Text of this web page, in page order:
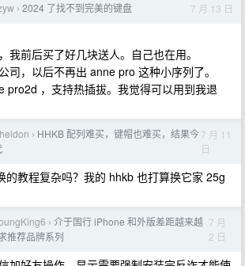
› 2024 了找不到完美的键盘 7 月 13 日
我前后买了好几块送人。自己也在用。
司，以后不再出 anne pro 这种小序列了。
pro2d ，支持热插拔。我觉得可以用到我退
› HHKB 配列难买，键帽也难买，结果今7 月 11
日
的教程复杂吗？我的 hhkb 也打算换它家 25g
› 介于国行 iPhone 和外版差距越来越
推荐品牌系列
7 月
2 日